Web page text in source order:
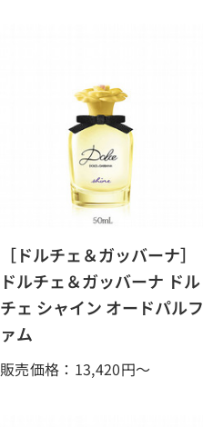
［ドルチェ＆ガッバーナ］
ドルチェ＆ガッバーナ ドル
チェ シャイン オードパルフ
ァム
販売価格：13,420円～